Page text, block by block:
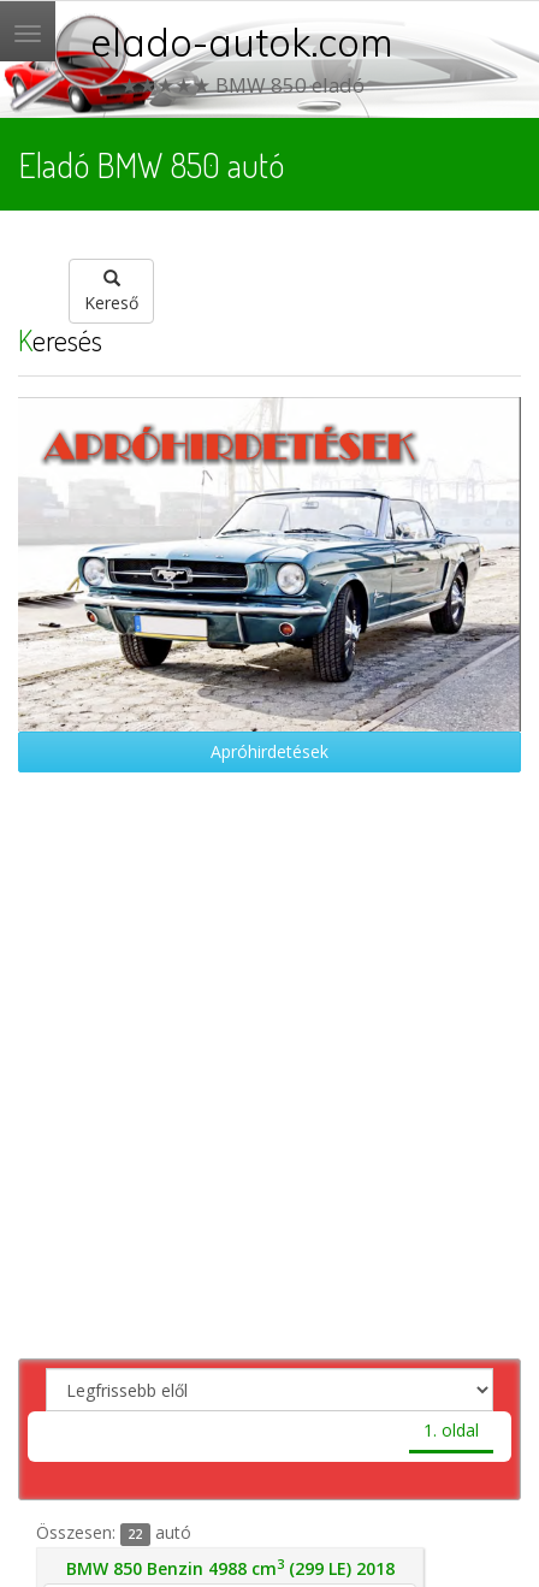
Menü elado-autok.com
★★★★★ BMW 850 eladó
Eladó BMW 850 autó
Kereső
Keresés
Apróhirdetések
1. oldal
Összesen: 22 autó
BMW 850 Benzin 4988 cm3(299 LE) 2018